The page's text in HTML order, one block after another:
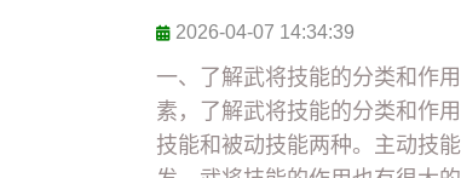
2026-04-07 14:34:39
一、了解武将技能的分类和作
素，了解武将技能的分类和作
技能和被动技能两种。主动技